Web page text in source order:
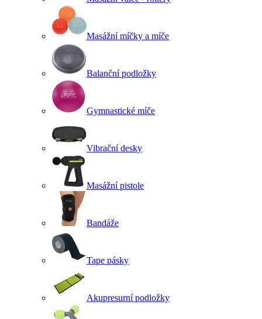
Masážní míčky a míče
Balanční podložky
Gymnastické míče
Vibrační desky
Masážní pistole
Bandáže
Tape pásky
Akupresurní podložky